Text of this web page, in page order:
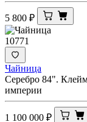
5 800 ₽
10771
Чайница
Серебро 84".
империи
1 100 000 ₽